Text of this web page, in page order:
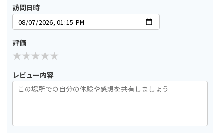
訪問日時
評価
レビュー内容